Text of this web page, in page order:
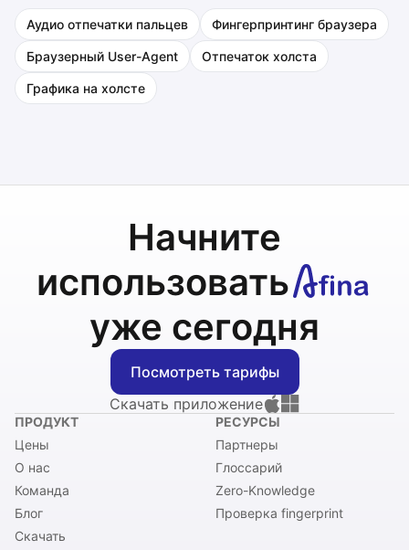
Аудио отпечатки пальцев Фингерпринтинг браузера
Браузерный User-Agent Отпечаток холста
Графика на холсте
Начните
использовать
уже сегодня
Посмотреть тарифы
Скачать приложение
ПРОДУКТ
Цены
О нас
Команда
Блог
Скачать
РЕСУРСЫ
Партнеры
Глоссарий
Zero-Knowledge
Проверка fingerprint